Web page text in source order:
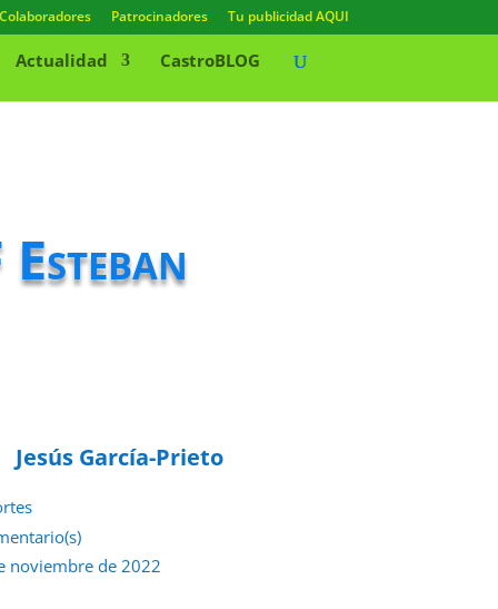
Colaboradores Patrocinadores Tu publicidad AQUI
Actualidad CastroBLOG
Jesús García-Prieto
noviembre de 2022